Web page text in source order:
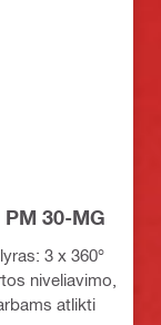
30-MG
3 x 360°
niveliavimo,
atlikti